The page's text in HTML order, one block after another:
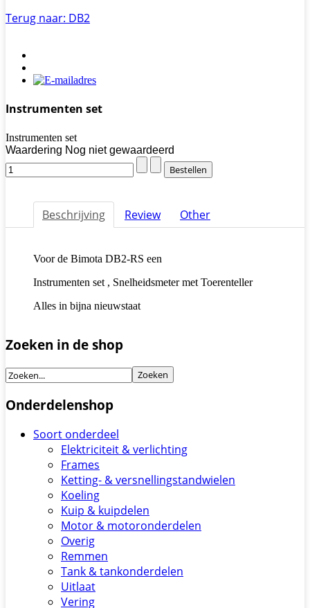
Terug naar: DB2
Instrumenten set
Instrumenten set
Waardering Nog niet gewaardeerd
Beschrijving Review Other
Voor de Bimota DB2-RS een
Instrumenten set , Snelheidsmeter met Toerenteller
Alles in bijna nieuwstaat
Zoeken in de shop
Onderdelenshop
Soort onderdeel
Elektriciteit & verlichting
Frames
Ketting- & versnellingstandwielen
Koeling
Kuip & kuipdelen
Motor & motoronderdelen
Overig
Remmen
Tank & tankonderdelen
Uitlaat
Vering